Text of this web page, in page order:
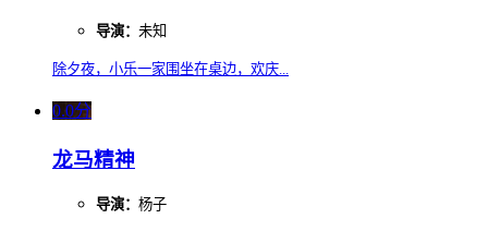
导演： 未知
除夕夜，小乐一家围坐在桌边，欢庆...
0.0分
龙马精神
导演： 杨子